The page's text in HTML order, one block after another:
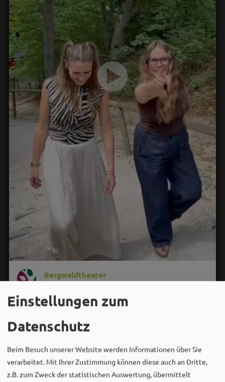
Bergwaldtheater
06. August um 18:08 via Facebook
Sei wie Luisa & Chiara!
Komm am 08.08. ins Bergwaldtheater und hol dir deinen
neuen Ohrwurm. 🎤✨
Gute Musik, beste Stimmung und ein Sommerabend,
der im Kopf bleibt. 🌿🎵
Wir sehen uns…
Einstellungen zum
Datenschutz
Beim Besuch unserer Website werden Informationen über Sie
verarbeitet. Mit Ihrer Zustimmung können diese auch an Dritte,
z.B. zum Zweck der statistischen Auswertung, übermittelt